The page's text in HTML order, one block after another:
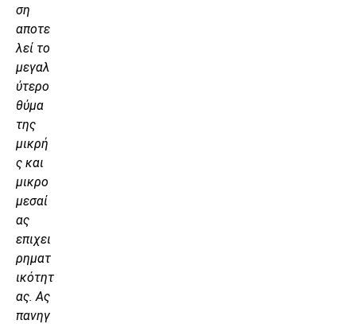
ση
αποτε
λεί το
μεγαλ
ύτερο
θύμα
της
μικρή
ς και
μικρο
μεσαί
ας
επιχει
ρηματ
ικότητ
ας. Ας
πανηγ